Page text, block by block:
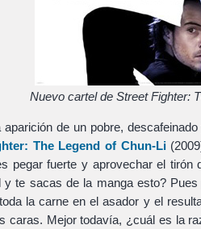
Nuevo cartel de Street Fighter:
aparición de un pobre,
The Legend of Chun-Li
pegar fuerte y aprovechar el tirón
y te sacas de la manga esto?
la carne en el asador y el
caras. Mejor todavía, ¿cuál es la